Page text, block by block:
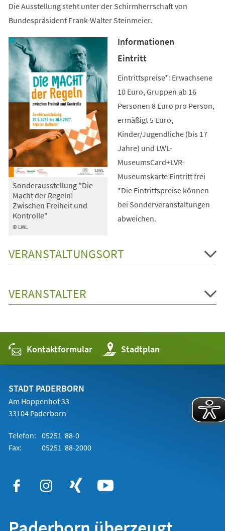
Die Ausstellung steht unter der Schirmherrschaft von
Bundespräsident Frank-Walter Steinmeier.
© LWL
Sonderausstellung "Die
Macht der Regeln!
Zwischen Freiheit und
Kontrolle"
Informationen
Eintritt
Eintrittspreise*: Erwachsene
10 Euro, Gruppen ab 16
Personen 8 Euro pro Person,
ermäßigt 5 Euro,
Kinder/Jugendliche (bis 17
Jahre) und LWL-
MuseumsCard+LVR-
Museumskarte Eintritt frei
*Die Eintrittspreise können
bei Sonderveranstaltungen
abweichen.
VERANSTALTUNGSORT
VERANSTALTER
Kontaktformular Stadtplan
(Öffnet
in
einem
STADT PADERBORN
Am Hoppenhof 33
33104 Paderborn
Telefon: 05251 88-0
Fax:
05251 88-2000